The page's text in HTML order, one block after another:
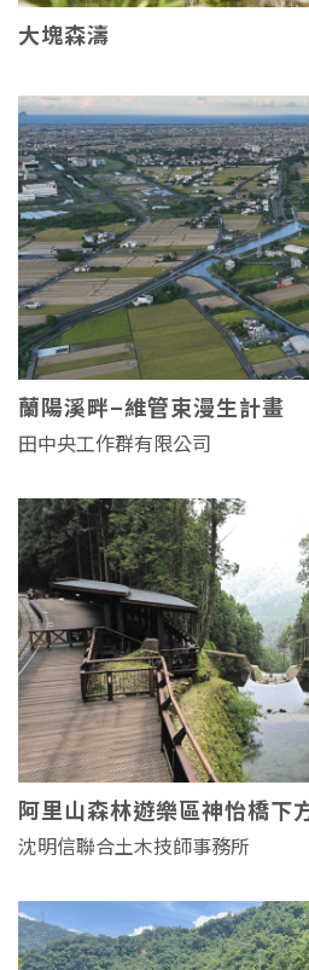
大塊森濤
蘭陽溪畔–維管束漫生計畫
田中央工作群有限公司
阿里山森林遊樂區神怡橋下
沈明信聯合土木技師事務所